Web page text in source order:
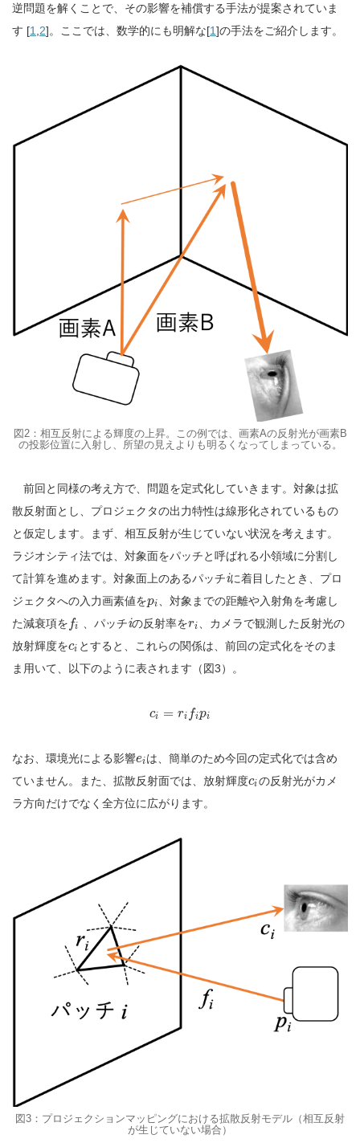
逆問題を解くことで、その影響を補償する手法が提案されていま
す [1 2]。ここでは、数学的にも明解な[1]の手法をご紹介します。
図2：相互反射による輝度の上昇。この例では、画素Aの反射光が画素B
の投影位置に入射し、所望の見えよりも明るくなってしまっている。
前回と同様の考え方で、問題を定式化していきます。対象は拡
散反射面とし、プロジェクタの出力特性は線形化されているもの
と仮定します。まず、相互反射が生じていない状況を考えます。
ラジオシティ法では、対象面をパッチと呼ばれる小領域に分割し
て計算を進めます。対象面上のあるパッチiに着目したとき、プロ
ジェクタへの入力画素値をpi
、対象までの距離や入射角を考慮し
た減衰項を fi 、パッチiの反射率をri
、カメラで観測した反射光の
放射輝度をci とすると、これらの関係は、前回の定式化をそのま
ま用いて、以下のように表されます（図3）。
ci = ri fipi
なお、環境光による影響eiは、簡単のため今回の定式化では含め
ていません。また、拡散反射面では、放射輝度ciの反射光がカメ
ラ方向だけでなく全方位に広がります。
図3：プロジェクションマッピングにおける拡散反射モデル（相互反射
が生じていない場合）